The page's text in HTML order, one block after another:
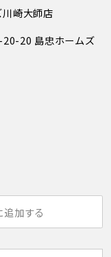
崎大師店
20 島忠ホームズ
追加する